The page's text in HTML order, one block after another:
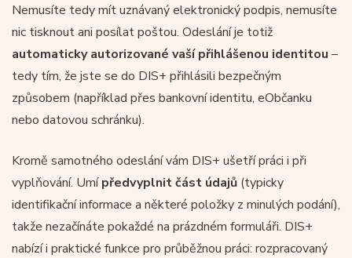
Nemusíte tedy mít uznávaný elektronický podpis, nemusíte
nic tisknout ani posílat poštou. Odeslání je totiž
automaticky autorizované vaší přihlášenou identitou –
tedy tím, že jste se do DIS+ přihlásili bezpečným
způsobem (například přes bankovní identitu, eObčanku
nebo datovou schránku).
Kromě samotného odeslání vám DIS+ ušetří práci i při
vyplňování. Umípředvyplnit část údajů (typicky
identifikační informace a některé položky z minulých podání),
takže nezačínáte pokaždé na prázdném formuláři. DIS+
nabízí i praktické funkce pro průběžnou práci: rozpracovaný